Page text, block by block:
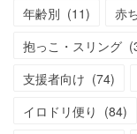
年齢別 (11) 赤
抱っこ・スリング (
支援者向け (74)
イロドリ便り (84)